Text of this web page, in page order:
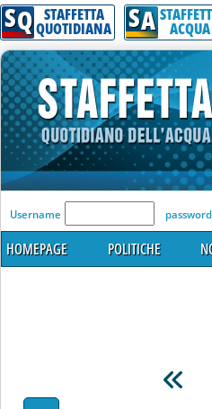
SQ STAFFETTA
QUOTIDIANA SA ACQUA
'Modulo Login per
Username password
HOMEPAGE POLITICHE